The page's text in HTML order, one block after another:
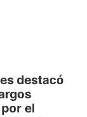
destacó
el